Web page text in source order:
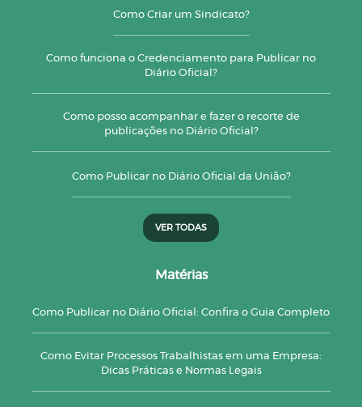
Como Criar um Sindicato?
Como funciona o Credenciamento para Publicar no
Diário Oficial?
Como posso acompanhar e fazer o recorte de
publicações no Diário Oficial?
Como Publicar no Diário Oficial da União?
VER TODAS
Matérias
Como Publicar no Diário Oficial: Confira o Guia Completo
Como Evitar Processos Trabalhistas em uma Empresa:
Dicas Práticas e Normas Legais